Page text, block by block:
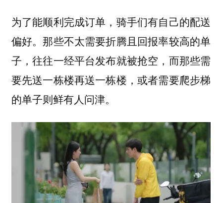
为了能顺利完成订单，骑手们有自己的配送
偏好。那些不太需要折腾且回报率较高的单
子，往往一经平台发布就被抢空，而那些需
要先送一栋楼再送一栋楼，或者需要爬步梯
的单子则鲜有人问津。